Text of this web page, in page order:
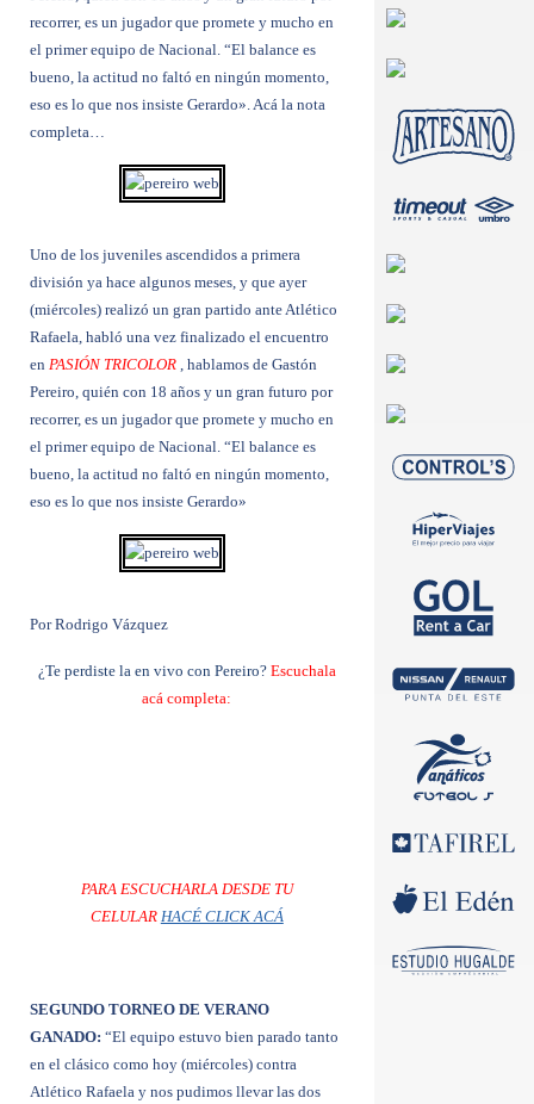
recorrer, es un jugador que promete y mucho en
el primer equipo de Nacional. “El balance es
bueno, la actitud no faltó en ningún momento,
eso es lo que nos insiste Gerardo». Acá la nota
completa…
Uno de los juveniles ascendidos a primera
división ya hace algunos meses, y que ayer
(miércoles) realizó un gran partido ante Atlético
Rafaela, habló una vez finalizado el encuentro
en PASIÓN TRICOLOR , hablamos de Gastón
Pereiro, quién con 18 años y un gran futuro por
recorrer, es un jugador que promete y mucho en
el primer equipo de Nacional. “El balance es
bueno, la actitud no faltó en ningún momento,
eso es lo que nos insiste Gerardo»
Por Rodrigo Vázquez
¿Te perdiste la en vivo con Pereiro? Escuchala
acá completa:
PARA ESCUCHARLA DESDE TU
CELULAR HACÉ CLICK ACÁ
SEGUNDO TORNEO DE VERANO
GANADO: “El equipo estuvo bien parado tanto
en el clásico como hoy (miércoles) contra
Atlético Rafaela y nos pudimos llevar las dos